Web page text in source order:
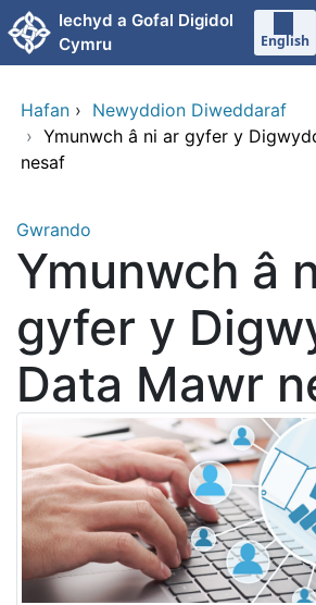
Neidio i'r prif gynnwy
Iechyd a Gofal Digidol
Cymru
English
Hafan › Newyddion Diweddaraf
› Ymunwch â ni ar gyfer y
nesaf
Gwrando
Ymunwch â
gyfer y
Data Mawr